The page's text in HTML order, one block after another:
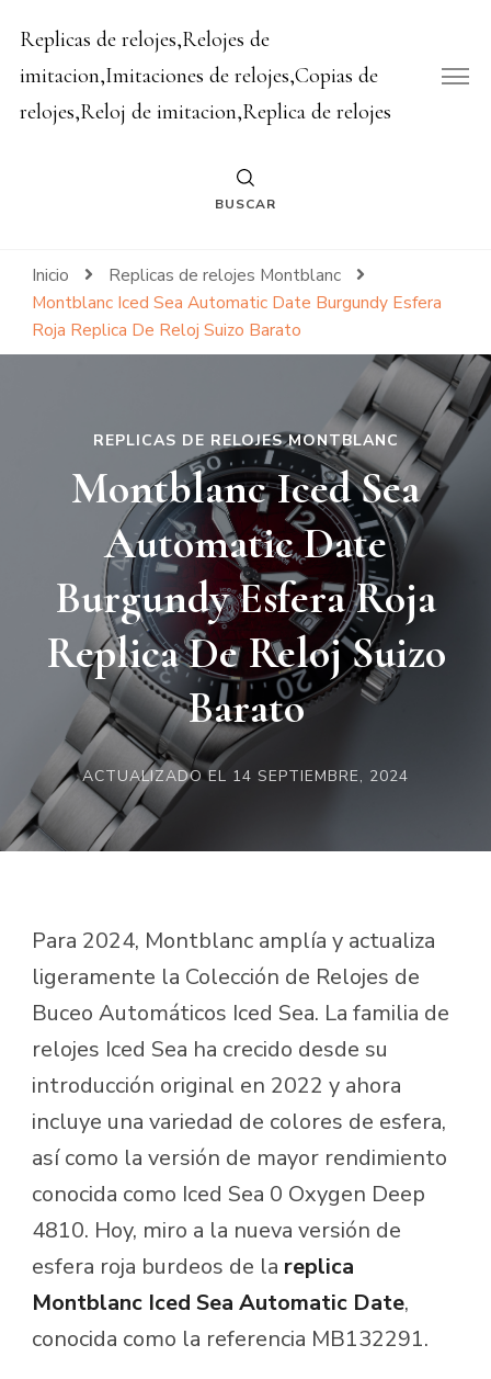
Replicas de relojes,Relojes de
imitacion,Imitaciones de relojes,Copias de
relojes,Reloj de imitacion,Replica de relojes
BUSCAR
Inicio
Replicas de relojes Montblanc
Montblanc Iced Sea Automatic Date Burgundy Esfera
Roja Replica De Reloj Suizo Barato
REPLICAS DE RELOJES MONTBLANC
Montblanc Iced Sea
Automatic Date
Burgundy Esfera Roja
Replica De Reloj Suizo
Barato
ACTUALIZADO EL 14 SEPTIEMBRE, 2024
Para 2024, Montblanc amplía y actualiza
ligeramente la Colección de Relojes de
Buceo Automáticos Iced Sea. La familia de
relojes Iced Sea ha crecido desde su
introducción original en 2022 y ahora
incluye una variedad de colores de esfera,
así como la versión de mayor rendimiento
conocida como Iced Sea 0 Oxygen Deep
4810. Hoy, miro a la nueva versión de
esfera roja burdeos de la replica
Montblanc Iced Sea Automatic Date,
conocida como la referencia MB132291.